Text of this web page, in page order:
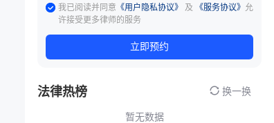
我已阅读并同意 《用户隐私协议》 及 《服务协议》 允
许接受更多律师的服务
立即预约
法律热榜 换一换
暂无数据